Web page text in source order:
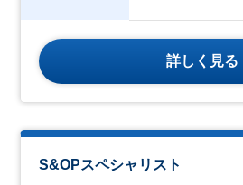
詳しく見る
S&OPスペシャリスト